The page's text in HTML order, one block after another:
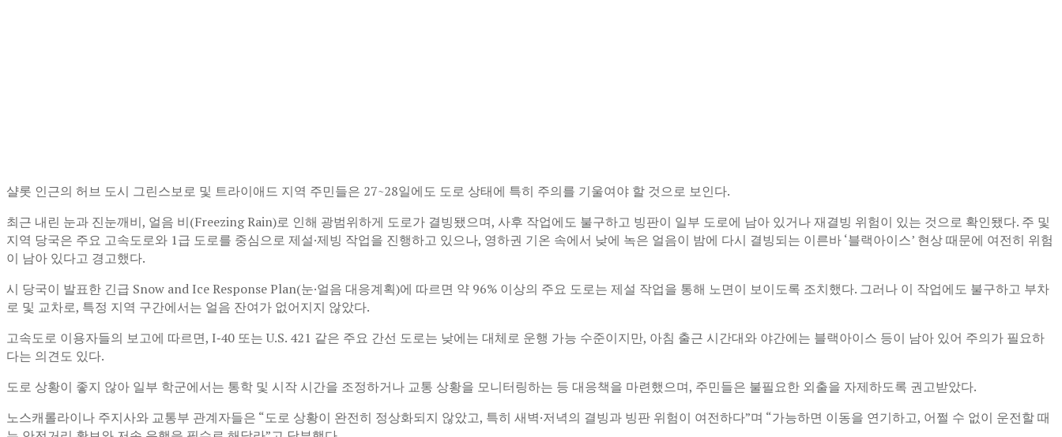
샬롯 인근의 허브 도시 그린스보로 및 트라이애드 지역 주민들은 27~28일에도 도로 상태에 특히 주의를 기울여야 할 것으로 보인다.
최근 내린 눈과 진눈깨비, 얼음 비(Freezing Rain)로 인해 광범위하게 도로가 결빙됐으며, 사후 작업에도 불구하고 빙판이 일부 도로에 남아 있거나 재결빙 위험이 있는 것으로 확인됐다. 주 및
지역 당국은 주요 고속도로와 1급 도로를 중심으로 제설·제빙 작업을 진행하고 있으나, 영하권 기온 속에서 낮에 녹은 얼음이 밤에 다시 결빙되는 이른바 ‘블랙아이스’ 현상 때문에 여전히 위험
이 남아 있다고 경고했다.
시 당국이 발표한 긴급 Snow and Ice Response Plan(눈·얼음 대응계획)에 따르면 약 96% 이상의 주요 도로는 제설 작업을 통해 노면이 보이도록 조치했다. 그러나 이 작업에도 불구하고 부차
로 및 교차로, 특정 지역 구간에서는 얼음 잔여가 없어지지 않았다.
고속도로 이용자들의 보고에 따르면, I‑40 또는 U.S. 421 같은 주요 간선 도로는 낮에는 대체로 운행 가능 수준이지만, 아침 출근 시간대와 야간에는 블랙아이스 등이 남아 있어 주의가 필요하
다는 의견도 있다.
도로 상황이 좋지 않아 일부 학군에서는 통학 및 시작 시간을 조정하거나 교통 상황을 모니터링하는 등 대응책을 마련했으며, 주민들은 불필요한 외출을 자제하도록 권고받았다.
노스캐롤라이나 주지사와 교통부 관계자들은 “도로 상황이 완전히 정상화되지 않았고, 특히 새벽·저녁의 결빙과 빙판 위험이 여전하다”며 “가능하면 이동을 연기하고, 어쩔 수 없이 운전할 때